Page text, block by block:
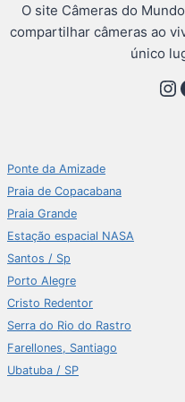
O site Câmeras do
compartilhar câmeras ao
único
Ponte da Amizade
Praia de Copacabana
Praia Grande
Estação espacial NASA
Santos / Sp
Porto Alegre
Cristo Redentor
Serra do Rio do Rastro
Farellones, Santiago
Ubatuba / SP